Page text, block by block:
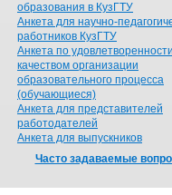
образования в КузГТУ
Анкета для научно-
работников КузГТУ
Анкета по
качеством организации
образовательного процесса
(обучающиеся)
Анкета для представителей
работодателей
Анкета для выпускников
Часто задаваемые